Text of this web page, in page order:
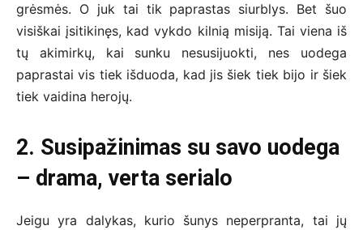
grėsmės. O juk tai tik paprastas siurblys. Bet šuo
visiškai įsitikinęs, kad vykdo kilnią misiją. Tai viena iš
tų akimirkų, kai sunku nesusijuokti, nes uodega
paprastai vis tiek išduoda, kad jis šiek tiek bijo ir šiek
tiek vaidina herojų.
2. Susipažinimas su savo uodega
– drama, verta serialo
Jeigu yra dalykas, kurio šunys neperpranta, tai jų